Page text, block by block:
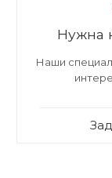
Нужна
Наши